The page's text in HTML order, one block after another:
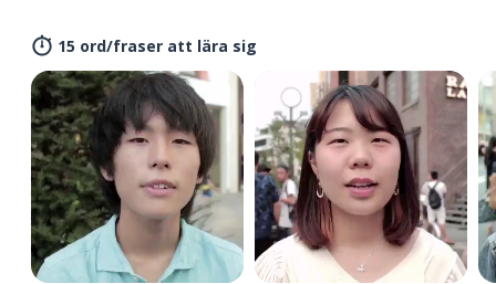
15 ord/fraser att lära sig